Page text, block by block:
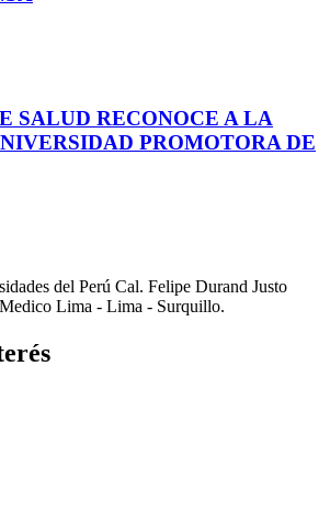
SALUD RECONOCE A LA
PROMOTORA DE
del Perú Cal. Felipe Durand Justo
Lima - Lima - Surquillo.